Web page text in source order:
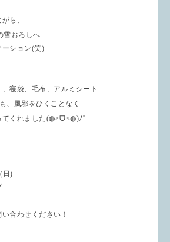
ら、
雪おろしへ
ーション(笑)
寝袋、毛布、アルミシート
、風邪をひくことなく
てくれました(◍˃̶ᗜ˂̶◍)ﾉ"
日)
合わせください！